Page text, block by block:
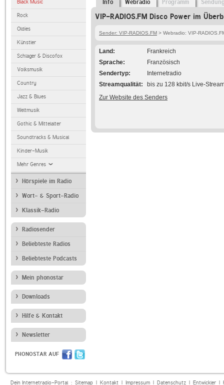
Black Music
Rock
Oldies
Künstler
Schlager & Discofox
Volksmusik
Country
Jazz & Blues
Weltmusik
Gothic & Mittelalter
Soundtracks & Musical
Kinder-Musik
Mehr Genres
Hörspiele im Radio
Wort- & Sport-Radio
Klassik-Radio
Radiosender
Beliebteste Radios
Beliebteste Podcasts
Mein phonostar
Downloads
Hilfe & Kontakt
Newsletter
PHONOSTAR AUF
Info Webradio Programm
VIP-RADIOS.FM Disco Power im
Sender: VIP-RADIOS.FM > Webradio: VIP-
Land
Frankreich
Sprache
Französisch
Sendertyp
Internetradio
Streamqualität
bis zu 128 kbit/s Live-
Zur Website des Senders
Dein Internetradio-Portal : Sitemap| Kontakt| Impressum| Datenschutz| Entwickler|